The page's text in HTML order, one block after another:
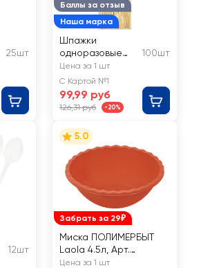
25шт
Баллы за отзыв
Наша марка
Шпажки
одноразовые
BONVIDA 200мм
деревянные
100шт
Цена за 1 шт
С Картой №1
99,99 руб
126,31 руб -20%
12шт
Забрать за 29₽
5.0
Миска ПОЛИМЕРБЫТ
Laola 4.5л, Арт.
436890000
Цена за 1 шт